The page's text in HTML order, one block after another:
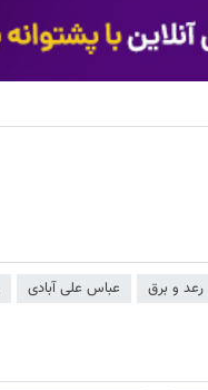
رعد و برق عباس علی آبادی